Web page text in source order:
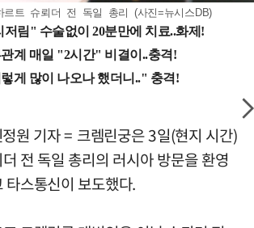
르트 슈뢰더 전 독일 총리 (사진=뉴시스DB)
원 기자 = 크렘린궁은 3일(현지 시간)
전 독일 총리의 러시아 방문을 환영
타스통신이 보도했다.